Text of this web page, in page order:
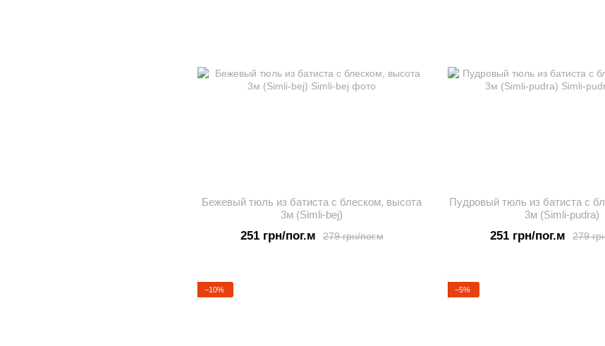
Бежевый тюль из батиста с блеском, высота
3м (Simli-bej)
279 грн/пог.м
251 грн/пог.м
Пудровый тюль из батиста с
3м (Simli-pudra)
279
251 грн/пог.м
−10% −5%